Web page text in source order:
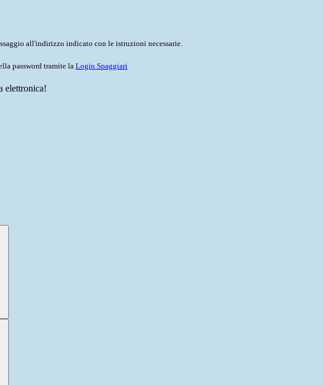
all'indirizzo indicato con le istruzioni necessarie.
password tramite la Login Spaggiari
elettronica!